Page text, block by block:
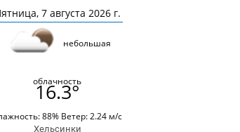
7 августа 2026 г.
небольшая
облачность
16.3°
88% Ветер: 2.24 м/с
Хельсинки